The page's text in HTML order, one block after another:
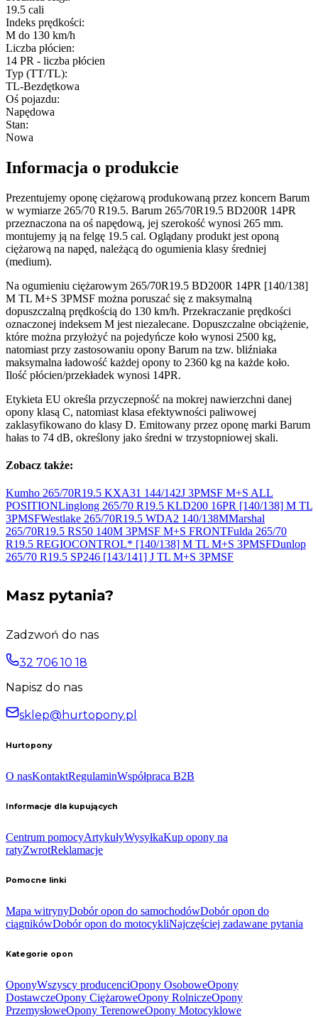
19.5 cali
Indeks prędkości:
M do 130 km/h
Liczba płócien:
14 PR - liczba płócien
Typ (TT/TL):
TL-Bezdętkowa
Oś pojazdu:
Napędowa
Stan:
Nowa
Informacja o produkcie
Prezentujemy oponę ciężarową produkowaną przez koncern Barum
w wymiarze 265/70 R19.5. Barum 265/70R19.5 BD200R 14PR
przeznaczona na oś napędową, jej szerokość wynosi 265 mm.
montujemy ją na felgę 19.5 cal. Oglądany produkt jest oponą
ciężarową na napęd, należącą do ogumienia klasy średniej
(medium).
Na ogumieniu ciężarowym 265/70R19.5 BD200R 14PR [140/138]
M TL M+S 3PMSF można poruszać się z maksymalną
dopuszczalną prędkością do 130 km/h. Przekraczanie prędkości
oznaczonej indeksem M jest niezalecane. Dopuszczalne obciążenie,
które można przyłożyć na pojedyńcze koło wynosi 2500 kg,
natomiast przy zastosowaniu opony Barum na tzw. bliźniaka
maksymalna ładowość każdej opony to 2360 kg na każde koło.
Ilość płócien/przekładek wynosi 14PR.
Etykieta EU określa przyczepność na mokrej nawierzchni danej
opony klasą C, natomiast klasa efektywności paliwowej
zaklasyfikowano do klasy D. Emitowany przez oponę marki Barum
hałas to 74 dB, określony jako średni w trzystopniowej skali.
Zobacz także:
Kumho 265/70R19.5 KXA31 144/142J 3PMSF M+S ALL
POSITIONLinglong 265/70 R19.5 KLD200 16PR [140/138] M TL
3PMSFWestlake 265/70R19.5 WDA2 140/138MMarshal
265/70R19.5 RS50 140M 3PMSF M+S FRONTFulda 265/70
R19.5 REGIOCONTROL* [140/138] M TL M+S 3PMSFDunlop
265/70 R19.5 SP246 [143/141] J TL M+S 3PMSF
Masz pytania?
Zadzwoń do nas
32 706 10 18
Napisz do nas
sklep@hurtopony.pl
Hurtopony
O nasKontaktRegulaminWspółpraca B2B
Informacje dla kupujących
Centrum pomocyArtykułyWysyłkaKup opony na
ratyZwrotReklamacje
Pomocne linki
Mapa witrynyDobór opon do samochodówDobór opon do
ciągnikówDobór opon do motocykliNajczęściej zadawane pytania
Kategorie opon
OponyWszyscy producenciOpony OsoboweOpony
DostawczeOpony CiężaroweOpony RolniczeOpony
PrzemysłoweOpony TerenoweOpony Motocyklowe